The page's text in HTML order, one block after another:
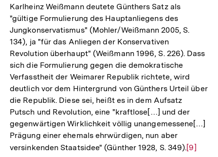
Karlheinz Weißmann deutete Günthers Satz als
"gültige Formulierung des Hauptanliegens des
Jungkonservatismus" (Mohler/Weißmann 2005, S.
134), ja "für das Anliegen der Konservativen
Revolution überhaupt" (Weißmann 1996, S. 226). Dass
sich die Formulierung gegen die demokratische
Verfasstheit der Weimarer Republik richtete, wird
deutlich vor dem Hintergrund von Günthers Urteil über
die Republik. Diese sei, heißt es in dem Aufsatz
Putsch und Revolution, eine "kraftlose[…] und der
gegenwärtigen Wirklichkeit völlig unangemessene[…]
Prägung einer ehemals ehrwürdigen, nun aber
versinkenden Staatsidee" (Günther 1928, S. 349).Zur
[9]